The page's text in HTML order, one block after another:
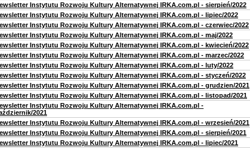
Instytutu Rozwoju Kultury Alternatywnej IRKA.com.pl - sierpień/2022
Instytutu Rozwoju Kultury Alternatywnej IRKA.com.pl - lipiec/2022
Instytutu Rozwoju Kultury Alternatywnej IRKA.com.pl - czerwiec/2022
Instytutu Rozwoju Kultury Alternatywnej IRKA.com.pl - maj/2022
Instytutu Rozwoju Kultury Alternatywnej IRKA.com.pl - kwiecień/2022
Instytutu Rozwoju Kultury Alternatywnej IRKA.com.pl - marzec/2022
Instytutu Rozwoju Kultury Alternatywnej IRKA.com.pl - luty/2022
Instytutu Rozwoju Kultury Alternatywnej IRKA.com.pl - styczeń/2022
Instytutu Rozwoju Kultury Alternatywnej IRKA.com.pl - grudzien/2021
Instytutu Rozwoju Kultury Alternatywnej IRKA.com.pl - listopad/2021
Instytutu Rozwoju Kultury Alternatywnej IRKA.com.pl -
2021
Instytutu Rozwoju Kultury Alternatywnej IRKA.com.pl - wrzesień/2021
Instytutu Rozwoju Kultury Alternatywnej IRKA.com.pl - sierpień/2021
Instytutu Rozwoju Kultury Alternatywnej IRKA.com.pl - lipiec/2021